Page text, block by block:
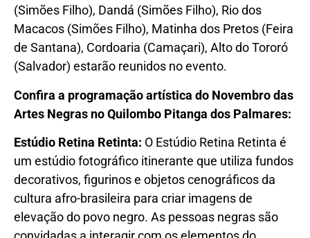
(Simões Filho), Dandá (Simões Filho), Rio dos
Macacos (Simões Filho), Matinha dos Pretos (Feira
de Santana), Cordoaria (Camaçari), Alto do Tororó
(Salvador) estarão reunidos no evento.
Confira a programação artística do Novembro das
Artes Negras no Quilombo Pitanga dos Palmares:
Estúdio Retina Retinta: O Estúdio Retina Retinta é
um estúdio fotográfico itinerante que utiliza fundos
decorativos, figurinos e objetos cenográficos da
cultura afro-brasileira para criar imagens de
elevação do povo negro. As pessoas negras são